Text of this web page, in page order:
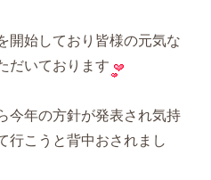
開始しており皆様の元気な
だいております
今年の方針が発表され気持
行こうと背中おされまし